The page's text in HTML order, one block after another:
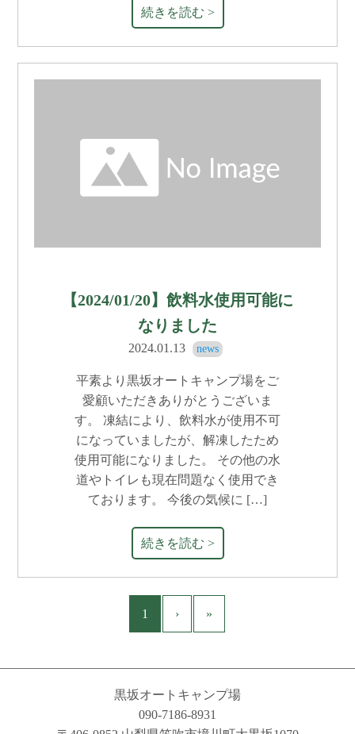
続きを読む >
【2024/01/20】飲料水使用可能に
なりました
2024.01.13 news
平素より黒坂オートキャンプ場をご
愛顧いただきありがとうございま
す。 凍結により、飲料水が使用不可
になっていましたが、解凍したため
使用可能になりました。 その他の水
道やトイレも現在問題なく使用でき
ております。 今後の気候に […]
続きを読む >
1 › »
黒坂オートキャンプ場
090-7186-8931